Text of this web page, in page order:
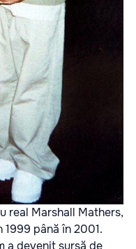
real Marshall Mathers,
până în 2001.
a devenit sursă de